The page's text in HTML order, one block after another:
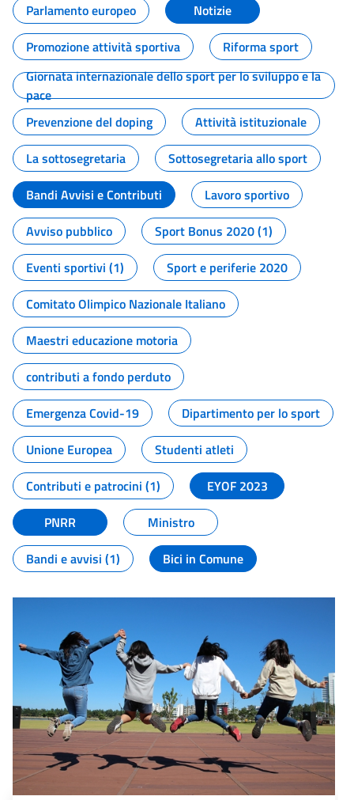
Parlamento europeo
Notizie
Promozione attività sportiva
Riforma sport
Giornata internazionale dello sport per lo sviluppo e la
pace
Prevenzione del doping
Attività istituzionale
La sottosegretaria
Sottosegretaria allo sport
Bandi Avvisi e Contributi
Lavoro sportivo
Avviso pubblico
Sport Bonus 2020 (1)
Eventi sportivi (1)
Sport e periferie 2020
Comitato Olimpico Nazionale Italiano
Maestri educazione motoria
contributi a fondo perduto
Emergenza Covid-19
Dipartimento per lo sport
Unione Europea
Studenti atleti
Contributi e patrocini (1)
EYOF 2023
PNRR
Ministro
Bandi e avvisi (1)
Bici in Comune